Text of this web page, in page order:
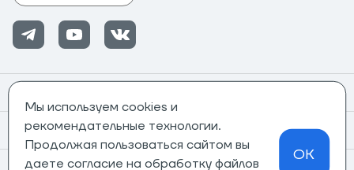
Информация
Мы используем cookies и
рекомендательные технологии.
Продолжая пользоваться сайтом вы
даете согласие на обработку файлов
OK